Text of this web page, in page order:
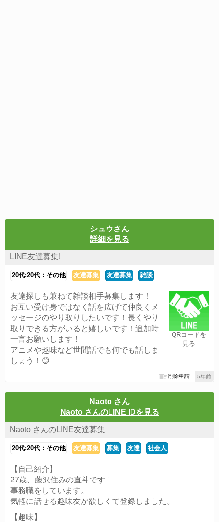
シュウさん
詳細を見る
LINE友達募集!
20代:20代：その他 友達募集 友達募集 雑談
QRコードを
見る
友達探しも兼ねて雑談相手募集します！
お互い受け身ではなく話を広げて仲良くメ
ッセージのやり取りしたいです！長くやり
取りできる方がいると嬉しいです！追加時
一言お願いします！
アニメや趣味など世間話でも何でも話しま
しょう！😊
5年前
削除申請
Naoto さん
Naoto さんのLINE IDを見る
Naoto さんのLINE友達募集
20代:20代：その他 友達募集 募集 友達 社会人
【自己紹介】
27歳、藤沢住みの直斗です！
事務職をしています。
気軽に話せる趣味友が欲しくて登録しました。
【趣味】